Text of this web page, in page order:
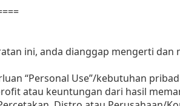
ini, anda dianggap mengerti dan
“Personal Use”/kebutuhan
atau keuntungan dari hasil